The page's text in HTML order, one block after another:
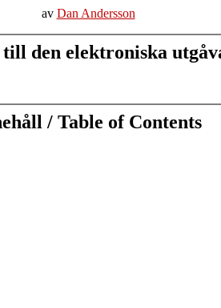
av Dan Andersson
den elektroniska
/ Table of Contents